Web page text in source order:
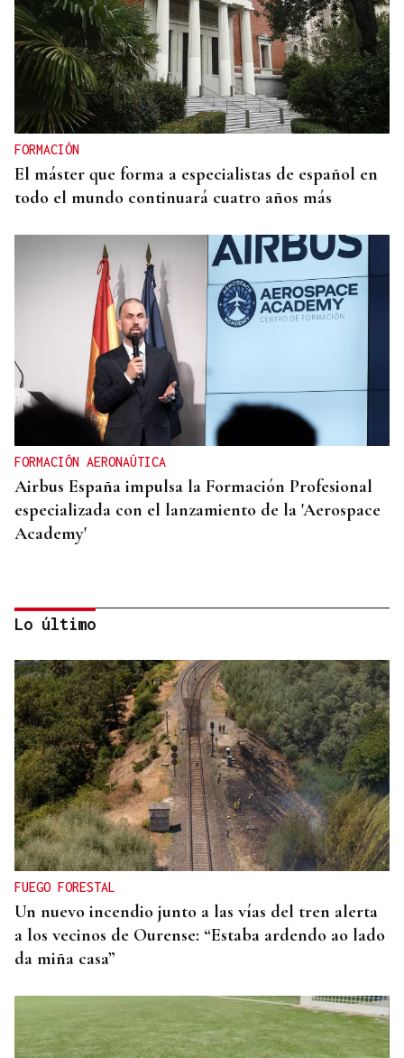
FORMACIÓN
El máster que forma a especialistas de español en
todo el mundo continuará cuatro años más
FORMACIÓN AERONAÚTICA
Airbus España impulsa la Formación Profesional
especializada con el lanzamiento de la 'Aerospace
Academy'
PROGRAMA CAMINO DE SANTIAGO
Jóvenes de Estados Unidos y España recorren el
Camino de Santiago en un programa
internacional educativo e intercultural
Lo último
FUEGO FORESTAL
Un nuevo incendio junto a las vías del tren alerta
a los vecinos de Ourense: “Estaba ardendo ao lado
da miña casa”